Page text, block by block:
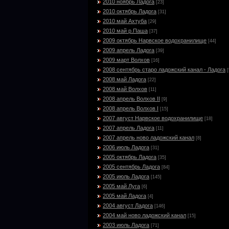
2010 ноябрь Ладога [23]
2010 октябрь Ладога [31]
2010 май Ахтуба [29]
2010 май р.Паша [37]
2009 октябрь Нарвское водохранилище [44]
2009 апрель Ладога [39]
2009 март Волхов [16]
2008 сентябрь старо ладожский канал - Ладога
2008 май Ладога [22]
2008 май Волхов [11]
2008 апрель Волхов II [9]
2008 апрель Волхов I [15]
2007 август Нарвское водохранилище [18]
2007 апрель Ладога [11]
2007 апрель ново ладожский канал [8]
2006 июль Ладога [31]
2005 октябрь Ладога [35]
2005 сентябрь Ладога [84]
2005 июль Ладога [145]
2005 май Луга [6]
2005 май Ладога [4]
2004 август Ладога [146]
2004 май ново ладожский канал [15]
2003 июль Ладога [71]